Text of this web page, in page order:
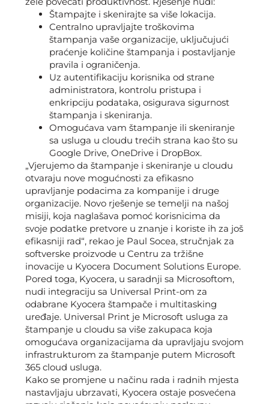
Štampajte i skenirajte sa više lokacija.
Centralno upravljajte troškovima
štampanja vaše organizacije, uključujući
praćenje količine štampanja i postavljanje
pravila i ograničenja.
Uz autentifikaciju korisnika od strane
administratora, kontrolu pristupa i
enkripciju podataka, osigurava sigurnost
štampanja i skeniranja.
Omogućava vam štampanje ili skeniranje
sa usluga u cloudu trećih strana kao što su
Google Drive, OneDrive i DropBox.
„Vjerujemo da štampanje i skeniranje u cloudu
otvaraju nove mogućnosti za efikasno
upravljanje podacima za kompanije i druge
organizacije. Novo rješenje se temelji na našoj
misiji, koja naglašava pomoć korisnicima da
svoje podatke pretvore u znanje i koriste ih za još
efikasniji rad“, rekao je Paul Socea, stručnjak za
softverske proizvode u Centru za tržišne
inovacije u Kyocera Document Solutions Europe.
Pored toga, Kyocera, u saradnji sa Microsoftom,
nudi integraciju sa Universal Print-om za
odabrane Kyocera štampače i multitasking
uređaje. Universal Print je Microsoft usluga za
štampanje u cloudu sa više zakupaca koja
omogućava organizacijama da upravljaju svojom
infrastrukturom za štampanje putem Microsoft
365 cloud usluga.
Kako se promjene u načinu rada i radnih mjesta
nastavljaju ubrzavati, Kyocera ostaje posvećena